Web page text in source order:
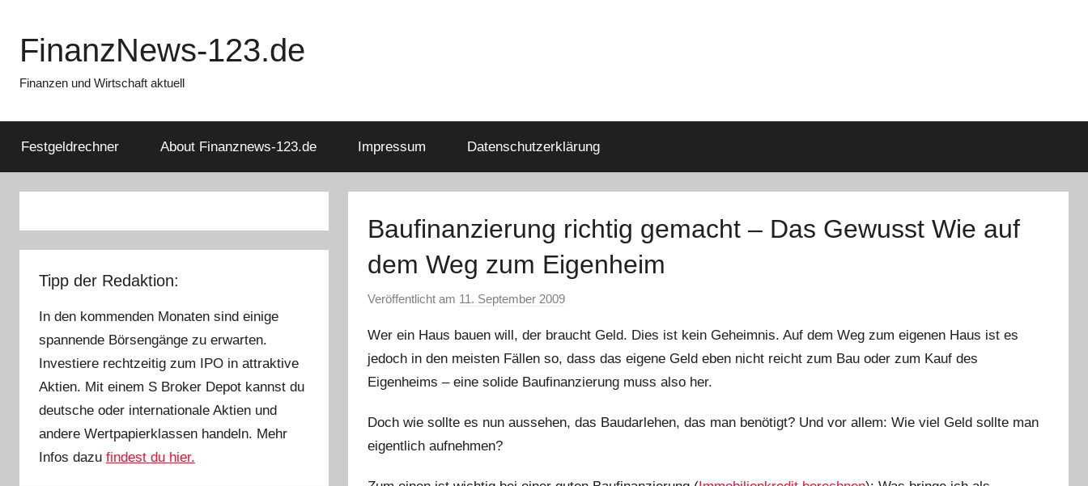
springen
FinanzNews-123.de
Finanzen und Wirtschaft aktuell
Festgeldrechner About Finanznews-123.de Impressum Datenschutzerklärung
Baufinanzierung richtig gemacht – Das Gewusst Wie auf
dem Weg zum Eigenheim
Veröffentlicht am 11. September 2009v
n
C
h
i
Wer ein Haus bauen will, der braucht Geld. Dies ist kein Geheimnis. Auf dem Weg zum eigenen Haus ist es
jedoch in den meisten Fällen so, dass das eigene Geld eben nicht reicht zum Bau oder zum Kauf des
Eigenheims – eine solide Baufinanzierung muss also her.
Doch wie sollte es nun aussehen, das Baudarlehen, das man benötigt? Und vor allem: Wie viel Geld sollte man
eigentlich aufnehmen?
Tipp der Redaktion:
In den kommenden Monaten sind einige
spannende Börsengänge zu erwarten.
Investiere rechtzeitig zum IPO in attraktive
Aktien. Mit einem S Broker Depot kannst du
deutsche oder internationale Aktien und
andere Wertpapierklassen handeln. Mehr
Infos dazu findest du hier.